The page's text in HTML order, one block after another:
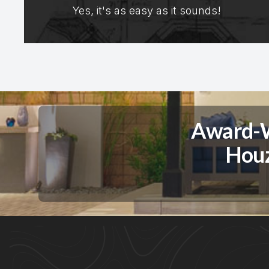
Yes, it's as easy as it sounds!
Award-